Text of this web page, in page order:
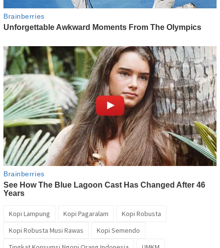
Kopi Lampung Kopi Pagaralam
Kopi Robusta
Kopi Robusta Musi Rawas
Kopi Semendo